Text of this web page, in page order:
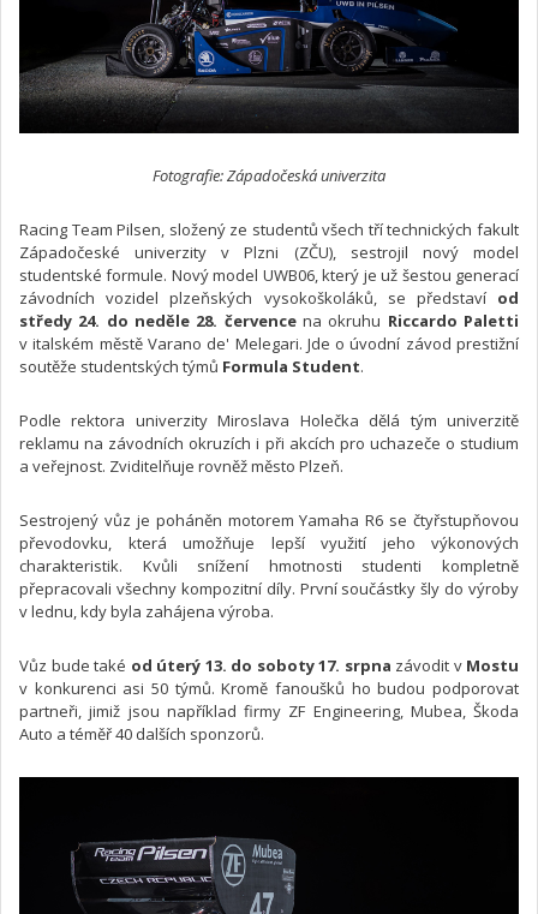
Fotografie: Západočeská univerzita
Racing Team Pilsen, složený ze studentů všech tří technických fakult
Západočeské univerzity v Plzni (ZČU), sestrojil nový model
studentské formule. Nový model UWB06, který je už šestou generací
závodních vozidel plzeňských vysokoškoláků, se představí od
středy 24. do neděle 28. červencena okruhu Riccardo Paletti
v italském městě Varano de' Melegari. Jde o úvodní závod prestižní
soutěže studentských týmů Formula Student.
Podle rektora univerzity Miroslava Holečka dělá tým univerzitě
reklamu na závodních okruzích i při akcích pro uchazeče o studium
a veřejnost. Zviditelňuje rovněž město Plzeň.
Sestrojený vůz je poháněn motorem Yamaha R6 se čtyřstupňovou
převodovku, která umožňuje lepší využití jeho výkonových
charakteristik. Kvůli snížení hmotnosti studenti kompletně
přepracovali všechny kompozitní díly. První součástky šly do výroby
v lednu, kdy byla zahájena výroba.
Vůz bude také od úterý 13. do soboty 17. srpna závodit v Mostu
v konkurenci asi 50 týmů. Kromě fanoušků ho budou podporovat
partneři, jimiž jsou například firmy ZF Engineering, Mubea, Škoda
Auto a téměř 40 dalších sponzorů.